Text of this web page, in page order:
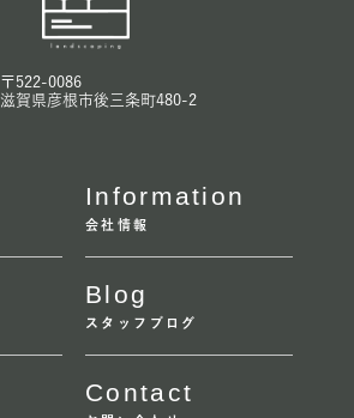
〒522-0086
滋賀県彦根市後三条町480-2
Information
会社情報
Blog
スタッフブログ
Contact